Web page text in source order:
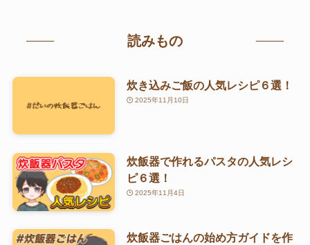
読みもの
炊き込みご飯の人気レシピ６選！
2025年11月10日
炊飯器で作れるパスタの人気レシ
ピ６選！
2025年11月4日
炊飯器ごはんの始め方ガイドを作